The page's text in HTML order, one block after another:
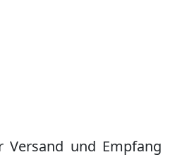
und Empfang